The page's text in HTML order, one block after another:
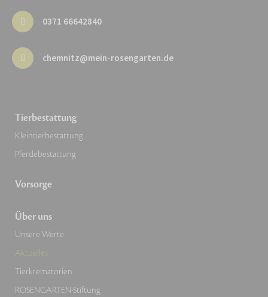
0371 66642840
chemnitz@mein-rosengarten.de
Tierbestattung
Kleintierbestattung
Pferdebestattung
Vorsorge
Über uns
Unsere Werte
Aktuelles
Tierkrematorien
ROSENGARTEN-Stiftung